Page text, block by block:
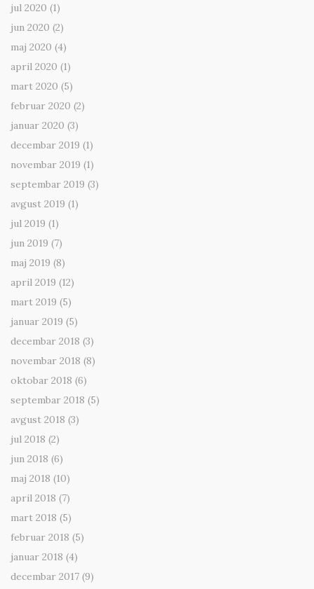
jul 2020 (1)
jun 2020 (2)
maj 2020 (4)
april 2020 (1)
mart 2020 (5)
februar 2020 (2)
januar 2020 (3)
decembar 2019 (1)
novembar 2019 (1)
septembar 2019 (3)
avgust 2019 (1)
jul 2019 (1)
jun 2019 (7)
maj 2019 (8)
april 2019 (12)
mart 2019 (5)
januar 2019 (5)
decembar 2018 (3)
novembar 2018 (8)
oktobar 2018 (6)
septembar 2018 (5)
avgust 2018 (3)
jul 2018 (2)
jun 2018 (6)
maj 2018 (10)
april 2018 (7)
mart 2018 (5)
februar 2018 (5)
januar 2018 (4)
decembar 2017 (9)